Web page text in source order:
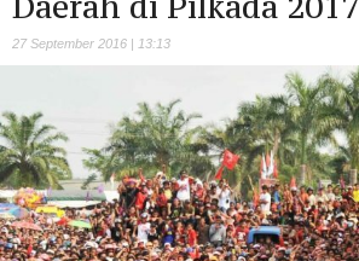
27 September 2016 | 13:13